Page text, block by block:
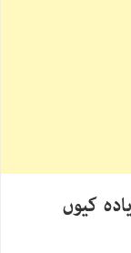
کیوں